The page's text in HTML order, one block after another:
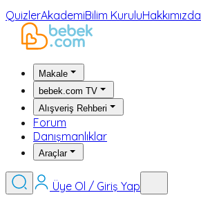
QuizlerAkademiBilim KuruluHakkımızda
Makale
bebek.com TV
Alışveriş Rehberi
Forum
Danışmanlıklar
Araçlar
Üye Ol / Giriş Yap